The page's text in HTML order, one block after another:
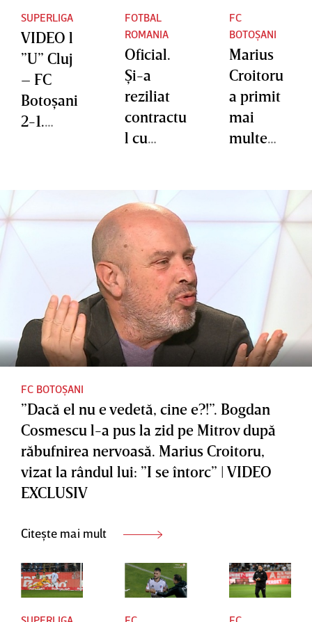
SUPERLIGA
VIDEO l
”U” Cluj
– FC
Botoşani
2-1.
abordare
şi au fost
răsplătiţi
FOTBAL
ROMANIA
Oficial.
Şi-a
reziliat
contractu
l cu
Superliga
: ”Îmi
încerc
norocul
în altă
parte”
FC
BOTOȘANI
Marius
Croitoru
a primit
mai
multe
ce a fost
eliminat
la meciul
cu Rapid
FC BOTOȘANI
”Dacă el nu e vedetă, cine e?!”. Bogdan
Cosmescu l-a pus la zid pe Mitrov după
răbufnirea nervoasă. Marius Croitoru,
vizat la rândul lui: ”I se întorc” | VIDEO
EXCLUSIV
Citește mai mult